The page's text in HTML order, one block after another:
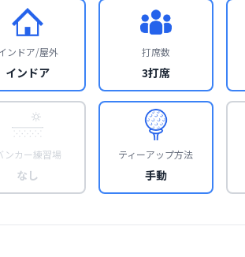
ンドア/屋外
インドア
打席数
3打席
ンカー練習場
なし
ティーアップ方法
手動